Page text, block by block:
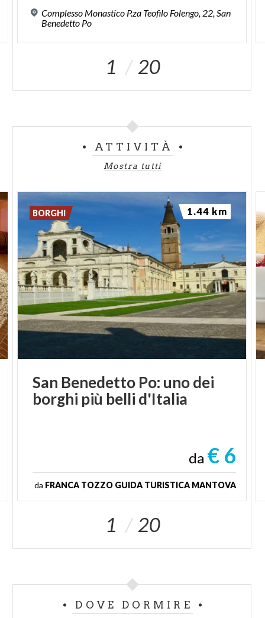
Complesso Monastico P.za Teofilo Folengo, 22, San
Benedetto Po
1 20
ATTIVITÀ
Mostra tutti
San Benedetto Po: unodei
borghi più belli d'Italia
da € 6
da FRANCA TOZZO GUIDA TURISTICA MANTOVA
BORGHI 1.44 km
1 20
DOVE DORMIRE